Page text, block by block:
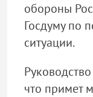
обороны
Госдуму по
ситуации.
что примет